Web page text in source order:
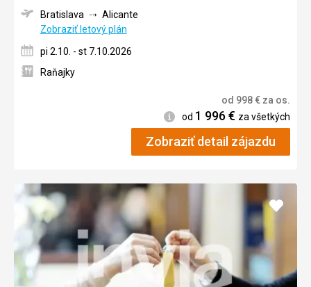
Bratislava
Alicante
Zobraziť letový plán
pi 2.10. - st 7.10.2026
Raňajky
od 998€ za os.
Informácie
od 1 996€ za všetkých
Zobraziť detail zájazdu
Pridať